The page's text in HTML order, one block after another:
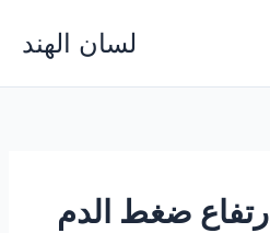
content
لسان الهند
ارتفاع ضغط الدم